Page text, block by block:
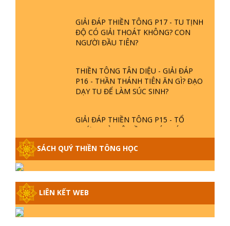
GIẢI ĐÁP THIỀN TÔNG P17 - TU TỊNH
ĐỘ CÓ GIẢI THOÁT KHÔNG? CON
NGƯỜI ĐẦU TIÊN?
THIỀN TÔNG TÂN DIỆU - GIẢI ĐÁP
P16 - THẦN THÁNH TIÊN ĂN GÌ? ĐẠO
DẠY TU ĐỂ LÀM SÚC SINH?
GIẢI ĐÁP THIỀN TÔNG P15 - TỔ
CHỨC LOÀI CÔ HỒN - GIÁO LÝ ĐẠO
GIẢI ĐÁP THIỀN TÔNG ĐẶC BIỆT -
P14 - NGUỒN GỐC ÂM LỊCH DƯƠNG
LỊCH - TẦNG BÌNH LƯU LỚN ĐẾN
ĐÂU
SÁCH QUÝ THIỀN TÔNG HỌC
LIÊN KẾT WEB